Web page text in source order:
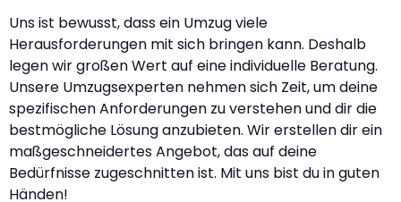
Uns ist bewusst, dass ein Umzug viele
Herausforderungen mit sich bringen kann. Deshalb
legen wir großen Wert auf eine individuelle Beratung.
Unsere Umzugsexperten nehmen sich Zeit, um deine
spezifischen Anforderungen zu verstehen und dir die
bestmögliche Lösung anzubieten. Wir erstellen dir ein
maßgeschneidertes Angebot, das auf deine
Bedürfnisse zugeschnitten ist. Mit uns bist du in guten
Händen!